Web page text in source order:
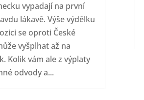
vypadají na první
lákavě. Výše výdělku
se oproti České
vyšplhat až na
Kolik vám ale z výplaty
odvody a...